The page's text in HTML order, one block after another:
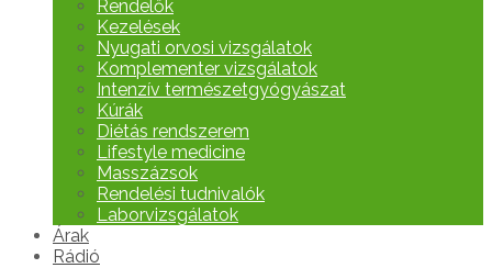
Rendelők
Kezelések
Nyugati orvosi vizsgálatok
Komplementer vizsgálatok
Intenzív természetgyógyászat
Kúrák
Diétás rendszerem
Lifestyle medicine
Masszázsok
Rendelési tudnivalók
Laborvizsgálatok
Árak
Rádió